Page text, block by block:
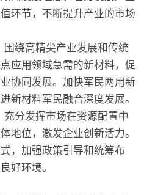
环节，不断提升产业的市场
绕高精尖产业发展和传统
应用领域急需的新材料，促
协同发展。加快军民两用新
新材料军民融合深度发展。
发挥市场在资源配置中
地位，激发企业创新活力。
，加强政策引导和统筹布
好环境。